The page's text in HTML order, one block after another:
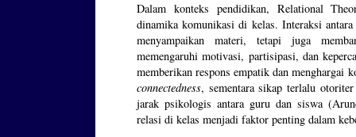
Dalam konteks pendidikan, Relational
dinamika komunikasi di kelas. Interaksi
menyampaikan materi, tetapi juga
memengaruhi motivasi, partisipasi, dan
memberikan respons empatik dan menghargai
connectedness, sementara sikap terlalu
jarak psikologis antara guru dan siswa
relasi di kelas menjadi faktor penting dalam